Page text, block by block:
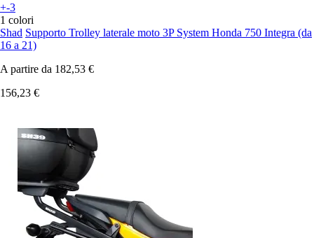
+-3
1 colori
Shad Supporto Trolley laterale moto 3P System Honda 750 Integra (da
16 a 21)
A partire da 182,53 €
156,23 €